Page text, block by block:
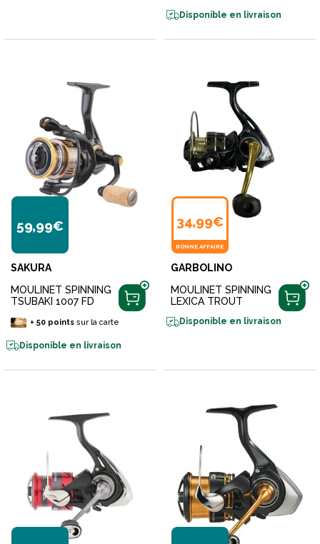
Disponible en livraison
59,99€
SAKURA
MOULINET SPINNING
TSUBAKI 1007 FD
+ 50pointssur la carte
Disponible en livraison
34,99€
BONNE AFFAIRE
GARBOLINO
MOULINET SPINNING
LEXICA TROUT
Disponible en livraison